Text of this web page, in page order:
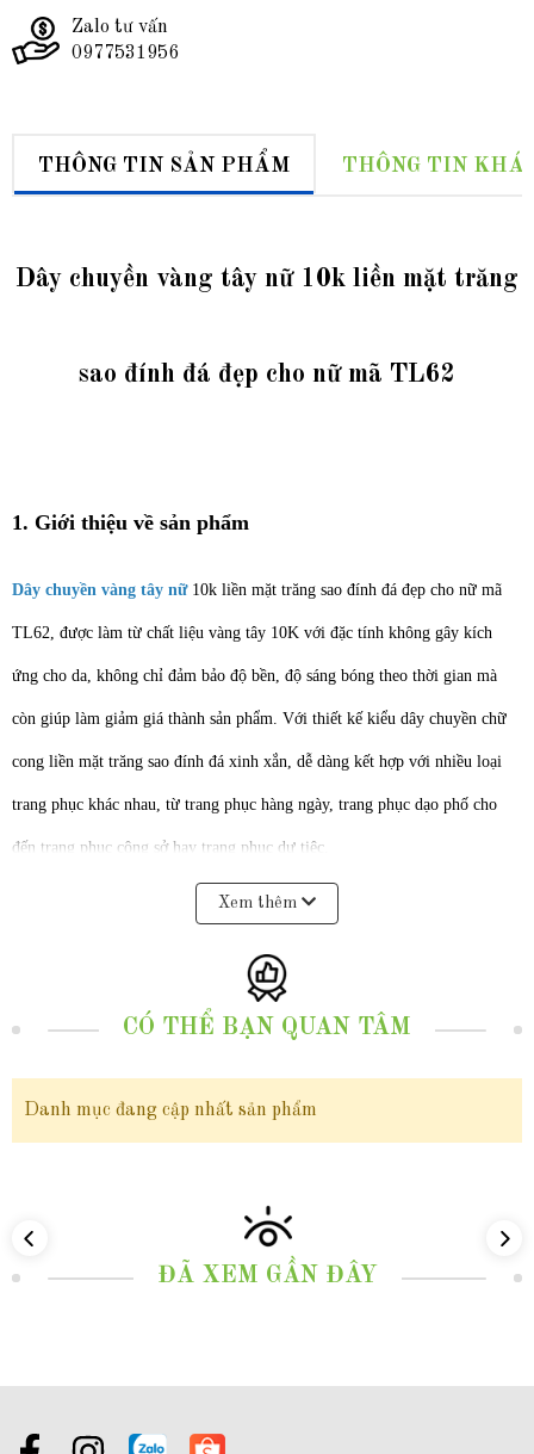
Zalo tư vấn
0977531956
THÔNG TIN SẢN PHẨM THÔNG TIN
Dây chuyền vàng tây nữ 10k liền mặt trăng
sao đính đá đẹp cho nữ mã TL62
1. Giới thiệu về sản phẩm
Dây chuyền vàng tây nữ10k liền mặt trăng sao đính đá đẹp cho nữ mã
TL62, được làm từ chất liệu vàng tây 10K với đặc tính không gây kích
ứng cho da, không chỉ đảm bảo độ bền, độ sáng bóng theo thời gian mà
còn giúp làm giảm giá thành sản phẩm. Với thiết kế kiểu dây chuyền chữ
cong liền mặt trăng sao đính đá xinh xắn, dễ dàng kết hợp với nhiều loại
trang phục khác nhau, từ trang phục hàng ngày, trang phục dạo phố cho
đến trang phục công sở hay trang phục dự tiệc.
Dây chuyền vàng tây
đính đá đẹp cho nữ mã TL62 - là sự đầu tư thông minh cho vẻ đẹp cá nhân
và còn là một món quà ý nghĩa, sang trọng dành tặng cho những người phụ
nữ quan trọng trong cuộc sống, như người yêu, vợ, hoặc mẹ hay người
thân.
--------------------------------------
Xem thêm
CÓ THỂ BẠN QUAN TÂM
Danh mục đang cập nhất sản phẩm
ĐÃ XEM GẦN ĐÂY